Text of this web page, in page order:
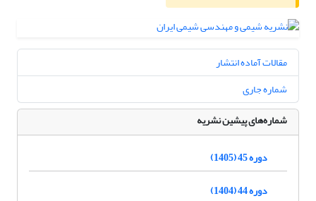
مقالات آماده انتشار
شماره جاری
شماره‌های پیشین نشریه
دوره 45 (1405)
دوره 44 (1404)